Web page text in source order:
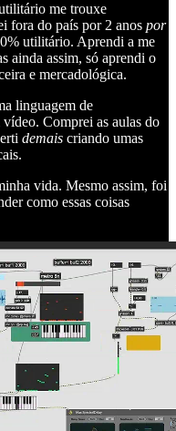
me trouxe
fora do país por 2 anos por
utilitário. Aprendi a me
ainda assim, só aprendi o
e mercadológica.
linguagem de
Comprei as aulas do
demais criando umas
vida. Mesmo assim, foi
como essas coisas